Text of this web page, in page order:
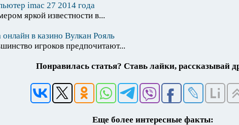
imac 27 2014 года
яркой известности в...
онлайн в казино Вулкан Рояль
игроков предпочитают...
Понравилась статья? Ставь лайки, рассказывай
Еще более интересные факты: